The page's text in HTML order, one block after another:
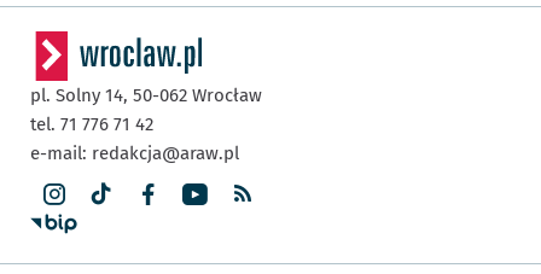
pl. Solny 14, 50-062 Wrocław
tel. 71 776 71 42
e-mail: redakcja@araw.pl